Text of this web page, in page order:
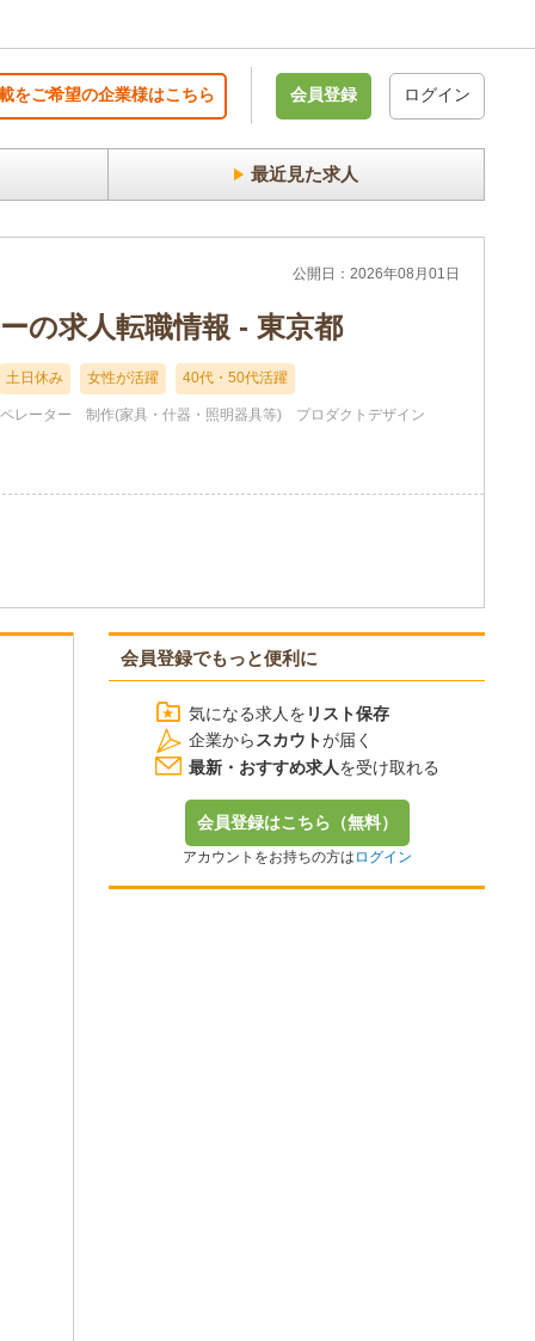
をご希望の企業様はこちら 会員登録 ログイン
最近見た求人
公開日：2026年08月01日
の求人転職情報 - 東京都
土日休み 女性が活躍 40代・50代活躍
レーター 制作(家具・什器・照明器具等) プロダクトデザイン
会員登録でもっと便利に
気になる求人を リスト保存
企業から スカウトが届く
最新・おすすめ求人を受け取れる
会員登録はこちら（無料）
アカウントをお持ちの方は ログイン